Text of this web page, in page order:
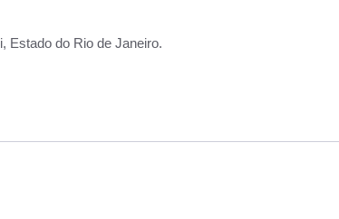
Estado do Rio de Janeiro.